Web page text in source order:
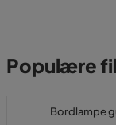
Populære
Bordlampe